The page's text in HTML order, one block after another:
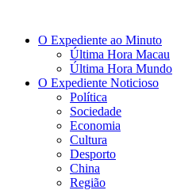
O Expediente ao Minuto
Última Hora Macau
Última Hora Mundo
O Expediente Noticioso
Política
Sociedade
Economia
Cultura
Desporto
China
Região